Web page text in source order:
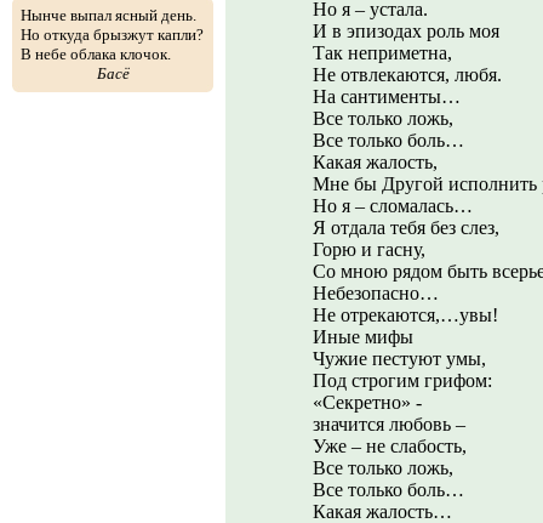
Нынче выпал ясный день.
Но откуда брызжут капли?
В небе облака клочок.
Басё
Но я – устала.
И в эпизодах роль моя
Так неприметна,
Не отвлекаются, любя.
На сантименты…
Все только ложь,
Все только боль…
Какая жалость,
Мне бы Другой исполнить
Но я – сломалась…
Я отдала тебя без слез,
Горю и гасну,
Со мною рядом быть
Небезопасно…
Не отрекаются,…увы!
Иные мифы
Чужие пестуют умы,
Под строгим грифом:
«Секретно» -
значится любовь –
Уже – не слабость,
Все только ложь,
Все только боль…
Какая жалость…